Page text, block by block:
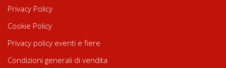
Privacy Policy
Cookie Policy
Privacy policy eventi e fiere
Condizioni generali di vendita